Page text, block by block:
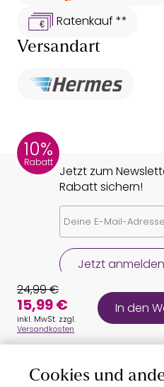
Ratenkauf **
Versandart
10%
Rabatt
Jetzt zum
Rabatt sichern!
Jetzt anmelden
24,99 €
15,99 €
inkl. MwSt. zzgl.
Versandkosten
In den
Cookies und